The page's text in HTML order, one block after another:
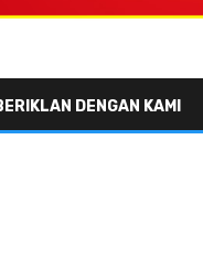
DENGAN KAMI